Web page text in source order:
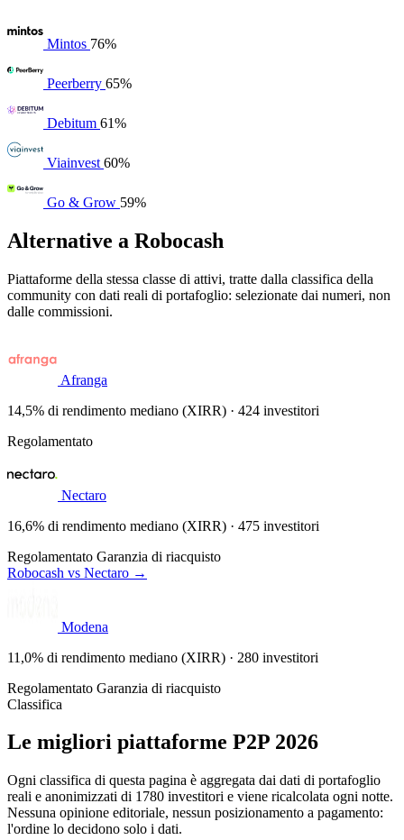
Mintos 76%
Peerberry 65%
Debitum 61%
Viainvest 60%
Go & Grow 59%
Alternative a Robocash
Piattaforme della stessa classe di attivi, tratte dalla classifica della
community con dati reali di portafoglio: selezionate dai numeri, non
dalle commissioni.
Afranga
14,5% di rendimento mediano (XIRR) · 424 investitori
Regolamentato
Nectaro
16,6% di rendimento mediano (XIRR) · 475 investitori
Regolamentato Garanzia di riacquisto
Robocash vs Nectaro →
Modena
11,0% di rendimento mediano (XIRR) · 280 investitori
Regolamentato Garanzia di riacquisto
Classifica
Le migliori piattaforme P2P 2026
Ogni classifica di questa pagina è aggregata dai dati di portafoglio
reali e anonimizzati di 1780 investitori e viene ricalcolata ogni notte.
Nessuna opinione editoriale, nessun posizionamento a pagamento:
l'ordine lo decidono solo i dati.